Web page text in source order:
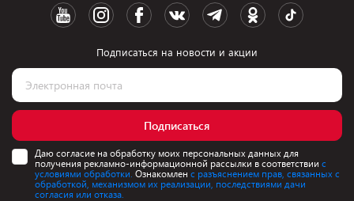
Подписаться на новости и акции
Подписаться
Даю согласие на обработку моих персональных данных для
получения рекламно-информационной рассылки в соответствии с
условиями обработки. Ознакомлен с разъяснением прав, связанных с
обработкой, механизмом их реализации, последствиями дачи
согласия или отказа.